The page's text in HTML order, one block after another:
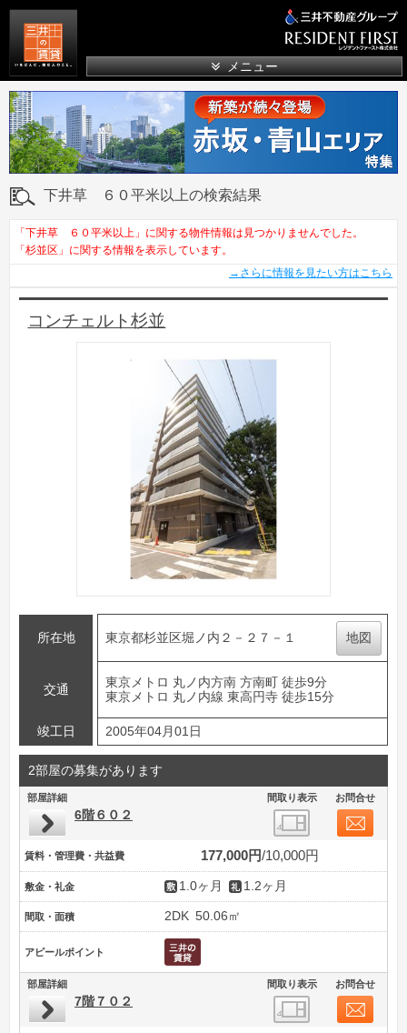
メニュー
下井草 ６０平米以上の検索結果
「下井草 ６０平米以上」に関する物件情報は見つかりませんでした。
「杉並区」に関する情報を表示しています。
→さらに情報を見たい方はこちら
コンチェルト杉並
所在地 東京都杉並区堀ノ内２－２７－１ 地図
交通
東京メトロ 丸ノ内方南 方南町 徒歩9分
東京メトロ 丸ノ内線 東高円寺 徒歩15分
竣工日 2005年04月01日
2部屋の募集があります
部屋詳細 間取り表示 お問合せ
6階６０２
賃料・管理費・共益費 177,000円 10,000円
敷金・礼金 1.0ヶ月 1.2ヶ月
間取・面積 2DK 50.06㎡
アピールポイント
部屋詳細 間取り表示 お問合せ
7階７０２